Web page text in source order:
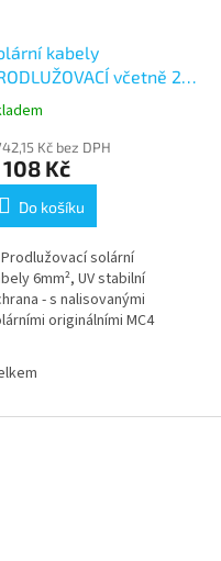
kabely
včetně 2
konektorů MC4 -
Kč bez DPH
Kč
Do košíku
solární
6mm², UV stabilní
- s nalisovanými
originálními MC4
kabelu v...